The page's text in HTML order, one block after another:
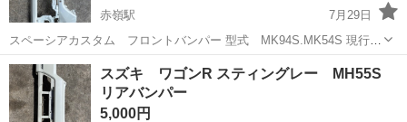
赤嶺駅
7月29日
スペーシアカスタム フロントバンパー 型式 MK94S.MK54S 現行の
スペーシアカスタムのものとなっているため、 画像でのご確認お願い
致します。 また、画像以外にも細かい傷が見られるため 補修や加工ベ
ースでお使いください...
沖縄 豊見城市 赤嶺駅 外装、車外用品
スズキ ワゴンR スティングレー MH55S
リアバンパー
5,000円